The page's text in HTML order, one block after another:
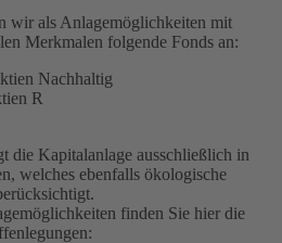
wir als Anlagemöglichkeiten mit
Merkmalen folgende Fonds an:
Nachhaltig
R
die Kapitalanlage ausschließlich in
welches ebenfalls ökologische
finden Sie hier die